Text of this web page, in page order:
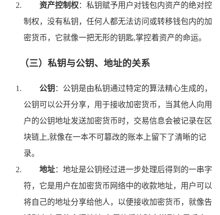
资产控制权：私钥赋予用户对钱包内资产的绝对控
制权，没有私钥，任何人都无法访问或转移钱包内的加
密货币，它就像一把无形的钥匙,掌控着资产的命运。
（三）私钥与公钥、地址的关系
公钥 ：公钥是由私钥通过特定的算法精心生成的，
公钥可以公开分享，用于接收加密货币，当其他人向用
户的公钥地址发送加密货币时，交易信息会被记录在区
块链上,就像在一本不可篡改的账本上留下了清晰的记
录。
地址：地址是公钥经过进一步处理后得到的一串字
符，它是用户在加密货币网络中的收款地址，用户可以
将自己的地址分享给他人，以便接收加密货币，就像告